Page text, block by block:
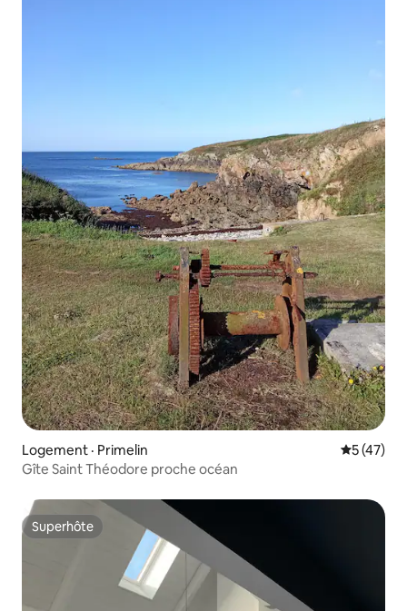
Logement · Primelin Note
5 (47)
Gîte Saint Théodore proche océan
Superhôte
Superhôte